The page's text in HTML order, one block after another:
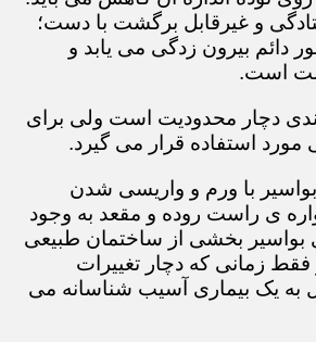
و غیرقابل برگشت با دست؛
دائم بیرون زدگی می یابد و
است.
دچار محدودیت است ولی برای
استفاده قرار می گیرد.
بواسیر با ورم و واریسی شدن
ی راست روده و مقعد به وجود
بواسیر بخشی از ساختمان طبیعی
زمانی که دچار تغییرات
به یک بیماری آسیب شناسانه می